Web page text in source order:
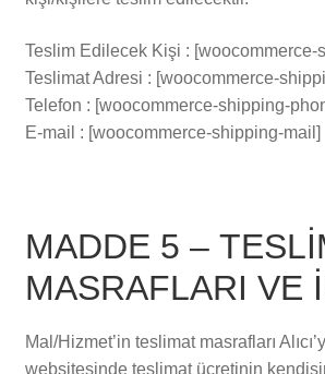
Teslim Edilecek Kişi : [woocommerce-
Teslimat Adresi : [woocommerce-
Telefon : [woocommerce-shipping-
E-mail : [woocommerce-shipping-mail]
MADDE 5 –
MASRAFLARI VE
Mal/Hizmet’in teslimat masrafları
websitesinde teslimat ücretinin